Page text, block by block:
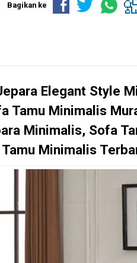
Bagikan ke
Elegant Style
Tamu Minimalis
Minimalis, Sofa
Minimalis